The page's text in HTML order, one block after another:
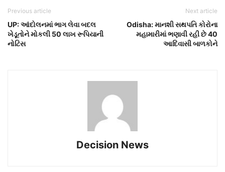
Previous article
UP: આંદોલનમાં ભાગ લેવા બદલ
ખેડૂતોને મોકલી 50 લાખ રૂપિયાની
નોટિસ
Next article
Odisha: માનશી સથપતિ કોરોના
મહામારીમાં ભણાવી રહી છે 40
આદિવાસી બાળકોને
Decision News